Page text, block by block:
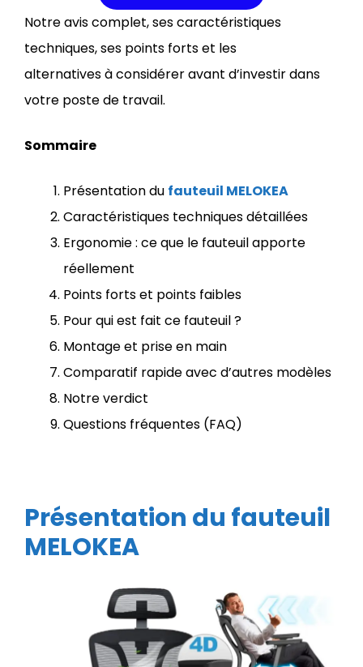
Notre avis complet, ses caractéristiques
techniques, ses points forts et les
alternatives à considérer avant d’investir dans
votre poste de travail.
Sommaire
Présentation du fauteuil MELOKEA
Caractéristiques techniques détaillées
Ergonomie : ce que le fauteuil apporte
réellement
Points forts et points faibles
Pour qui est fait ce fauteuil ?
Montage et prise en main
Comparatif rapide avec d’autres modèles
Notre verdict
Questions fréquentes (FAQ)
Présentation du fauteuil
MELOKEA